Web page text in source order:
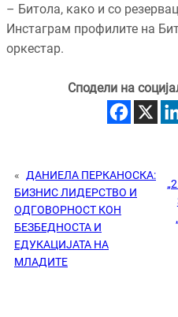
– Битола, како и со
Инстаграм профилите на
оркестар.
Сподели на
«
ДАНИЕЛА ПЕРКАНОСКА:
БИЗНИС ЛИДЕРСТВО И
ОДГОВОРНОСТ КОН
БЕЗБЕДНОСТА И
ЕДУКАЦИЈАТА НА
МЛАДИТЕ